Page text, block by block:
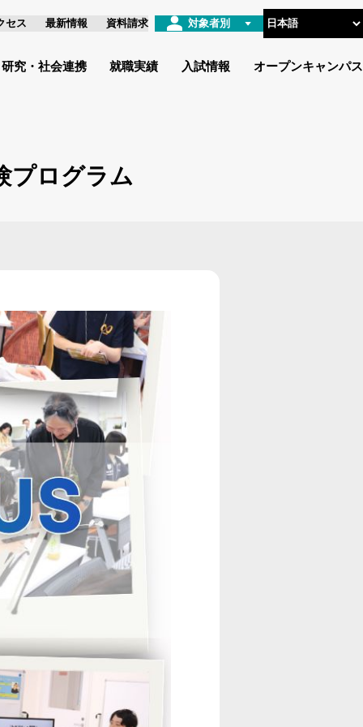
セス 最新情報 資料請求 対象者別
研究・社会連携 就職実績 入試情報 オープンキャンパス
プログラム